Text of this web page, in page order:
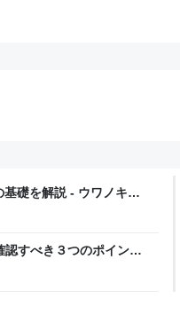
礎を解説 - ウワノキカ
キング
すべき３つのポイント
ジカルシンキング